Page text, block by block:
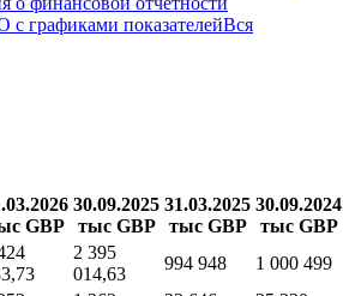
графиками показателейВся
GBP
30.09.2025
тыс GBP
31.03.2025
тыс GBP
30.09.2024
тыс GBP
2 395
014,63
994 948 1 000 499